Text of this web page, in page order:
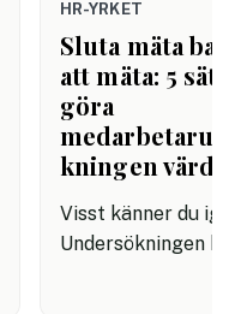
HR-YRKET
Sluta mäta
att mäta: 5 sätt
göra
kningen
Visst känner du
Undersökningen har